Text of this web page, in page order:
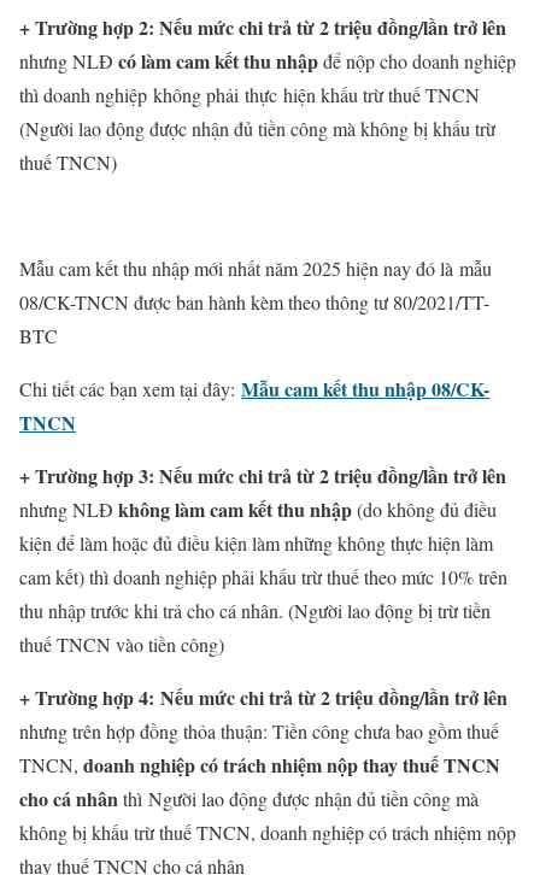
+ Trường hợp 2: Nếu mức chi trả từ 2 triệu đồng/lần trở lên
nhưng NLĐ có làm cam kết thu nhậpđể nộp cho doanh nghiệp
thì doanh nghiệp không phải thực hiện khấu trừ thuế TNCN
(Người lao động được nhận đủ tiền công mà không bị khấu trừ
thuế TNCN)
Mẫu cam kết thu nhập mới nhất năm 2025 hiện nay đó là mẫu
08/CK-TNCN được ban hành kèm theo thông tư 80/2021/TT-
BTC
Chi tiết các bạn xem tại đây: Mẫu cam kết thu nhập 08/CK-
TNCN
+ Trường hợp 3: Nếu mức chi trả từ 2 triệu đồng/lần trở lên
nhưng NLĐ không làm cam kết thu nhập(do không đủ điều
kiện để làm hoặc đủ điều kiện làm những không thực hiện làm
cam kết) thì doanh nghiệp phải khấu trừ thuế theo mức 10% trên
thu nhập trước khi trả cho cá nhân. (Người lao động bị trừ tiền
thuế TNCN vào tiền công)
+ Trường hợp 4: Nếu mức chi trả từ 2 triệu đồng/lần trở lên
nhưng trên hợp đồng thỏa thuận: Tiền công chưa bao gồm thuế
TNCN, doanh nghiệp có trách nhiệm nộp thay thuế TNCN
cho cá nhân thì Người lao động được nhận đủ tiền công mà
không bị khấu trừ thuế TNCN, doanh nghiệp có trách nhiệm nộp
thay thuế TNCN cho cá nhân